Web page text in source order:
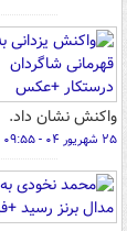
واکنش نشان داد.
۲۵ شهریور ۰۴ - ۰۹:۵۵